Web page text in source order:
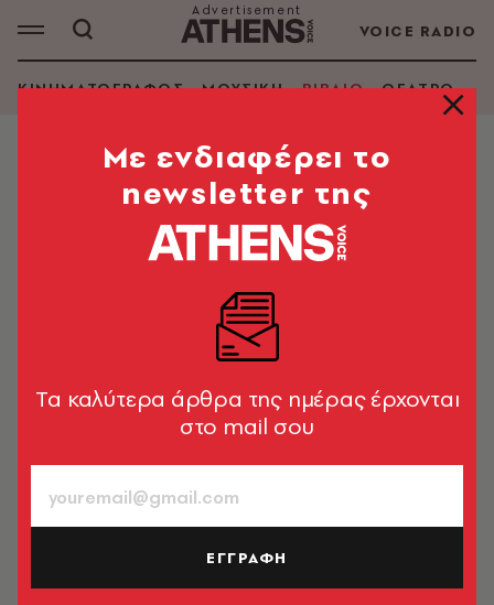
VOICE RADIO
ΚΙΝΗΜΑΤΟΓΡΑΦΟΣ ΜΟΥΣΙΚΗ ΒΙΒΛΙΟ ΘΕΑΤΡΟ -
Mε ενδιαφέρει το
newsletter της
Tα καλύτερα άρθρα της ημέρας έρχονται
στο mail σου
ΕΓΓΡΑΦΗ